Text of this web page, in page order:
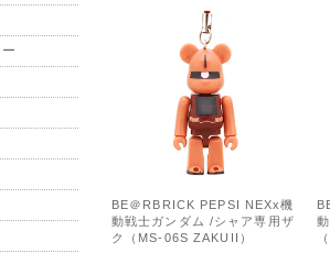
BE＠RBRICK PEPSI NEXx機
動戦士ガンダム /シャア専用ザ
ク（MS-06S ZAKUII）